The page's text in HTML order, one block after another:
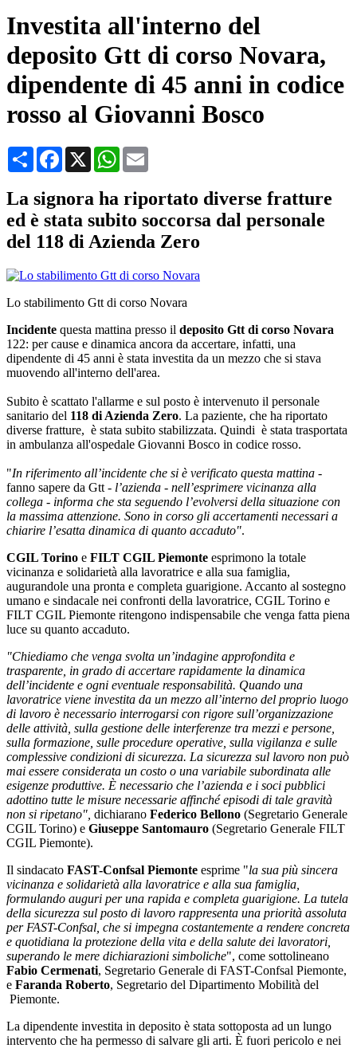
Investita all'interno del
deposito Gtt di corso Novara,
dipendente di 45 anni in codice
rosso al Giovanni Bosco
CondividiFacebook
X WhatsApp
La signora ha riportato diverse fratture
ed è stata subito soccorsa dal personale
del 118 di Azienda Zero
Lo stabilimento Gtt di corso Novara
Incidente questa mattina presso il deposito Gtt di corso Novara
122: per cause e dinamica ancora da accertare, infatti, una
dipendente di 45 anni è stata investita da un mezzo che si stava
muovendo all'interno dell'area.
Subito è scattato l'allarme e sul posto è intervenuto il personale
sanitario del 118 di Azienda Zero. La paziente, che ha riportato
diverse fratture, è stata subito stabilizzata. Quindi è stata trasportata
in ambulanza all'ospedale Giovanni Bosco in codice rosso.
"In riferimento all’incidente che si è verificato questa mattina -
fanno sapere da Gtt - l’azienda - nell’esprimere vicinanza alla
collega - informa che sta seguendo l’evolversi della situazione con
la massima attenzione. Sono in corso gli accertamenti necessari a
chiarire l’esatta dinamica di quanto accaduto".
CGIL Torino e FILT CGIL Piemonte esprimono la totale
vicinanza e solidarietà alla lavoratrice e alla sua famiglia,
augurandole una pronta e completa guarigione. Accanto al sostegno
umano e sindacale nei confronti della lavoratrice, CGIL Torino e
FILT CGIL Piemonte ritengono indispensabile che venga fatta piena
luce su quanto accaduto.
"Chiediamo che venga svolta un’indagine approfondita e
trasparente, in grado di accertare rapidamente la dinamica
dell’incidente e ogni eventuale responsabilità. Quando una
lavoratrice viene investita da un mezzo all’interno del proprio luogo
di lavoro è necessario interrogarsi con rigore sull’organizzazione
delle attività, sulla gestione delle interferenze tra mezzi e persone,
sulla formazione, sulle procedure operative, sulla vigilanza e sulle
complessive condizioni di sicurezza. La sicurezza sul lavoro non può
mai essere considerata un costo o una variabile subordinata alle
esigenze produttive. È necessario che l’azienda e i soci pubblici
adottino tutte le misure necessarie affinché episodi di tale gravità
non si ripetano", dichiarano Federico Bellono (Segretario Generale
CGIL Torino) e Giuseppe Santomauro (Segretario Generale FILT
CGIL Piemonte).
Il sindacato FAST-Confsal Piemonte esprime "la sua più sincera
vicinanza e solidarietà alla lavoratrice e alla sua famiglia,
formulando auguri per una rapida e completa guarigione. La tutela
della sicurezza sul posto di lavoro rappresenta una priorità assoluta
per FAST-Confsal, che si impegna costantemente a rendere concreta
e quotidiana la protezione della vita e della salute dei lavoratori,
superando le mere dichiarazioni simboliche", come sottolineano
Fabio Cermenati, Segretario Generale di FAST-Confsal Piemonte,
e Faranda Roberto, Segretario del Dipartimento Mobilità del
Piemonte.
La dipendente investita in deposito è stata sottoposta ad un lungo
intervento che ha permesso di salvare gli arti. È fuori pericolo e nei